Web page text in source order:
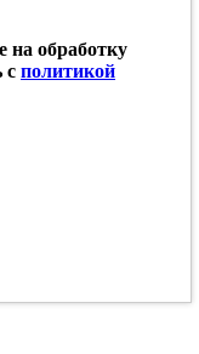
на обработку
с политикой